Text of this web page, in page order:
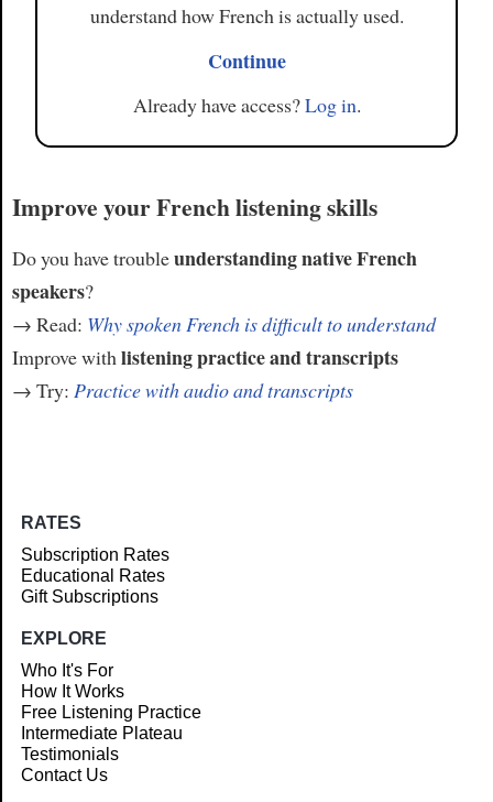
understand how French is actually used.
Continue
Already have access?Log in.
Improve your French listening skills
Do you have troubleunderstanding native French
speakers?
→ Read: Why spoken French is difficult to understand
Improve with listening practice and transcripts
→ Try: Practice with audio and transcripts
RATES
Subscription Rates
Educational Rates
Gift Subscriptions
EXPLORE
Who It's For
How It Works
Free Listening Practice
Intermediate Plateau
Testimonials
Contact Us